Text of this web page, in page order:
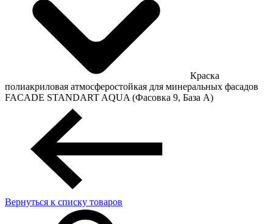
Краска
полиакриловая атмосферостойкая для минеральных фасадов
FACADE STANDART AQUA (Фасовка 9, База A)
Вернуться к списку товаров